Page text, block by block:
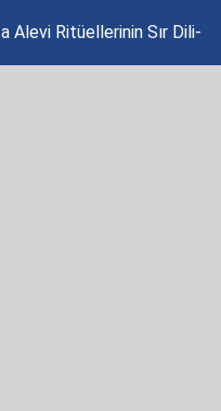
Alevi Ritüellerinin Sır Dili-